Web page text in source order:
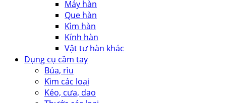
Máy hàn
Que hàn
Kìm hàn
Kính hàn
Vật tư hàn khác
Dụng cụ cầm tay
Búa, rìu
Kìm các loại
Kéo, cưa, dao